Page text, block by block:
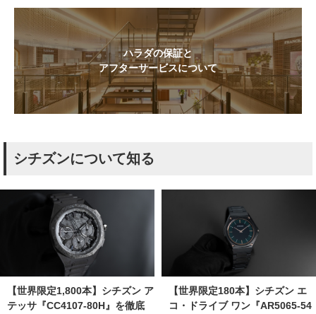
ハラダの保証と
アフターサービスについて
シチズンについて知る
【世界限定1,800本】シチズン ア
テッサ『CC4107-80H』を徹底
【世界限定180本】シチズン エ
コ・ドライブ ワン『AR5065-54